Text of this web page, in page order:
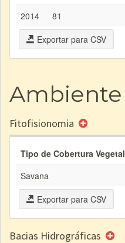
2014
81
Exportar para CSV
Ambiente
Fitofisionomia
Tipo de Cobertura Vegetal
Savana
Exportar para CSV
Bacias Hidrográficas